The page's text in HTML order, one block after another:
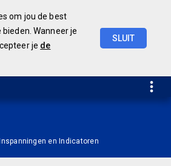
om jou de best
Wanneer je
je de
SLUIT
en Indicatoren